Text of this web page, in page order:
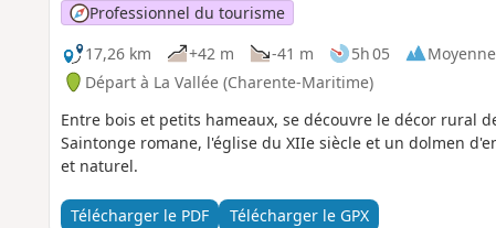
Professionnel du tourisme
17,26 km
+42 m -41 m 5h 05
Moyenne
Départ à La Vallée (Charente-Maritime)
Entre bois et petits hameaux, se découvre le décor rural
Saintonge romane, l'église du XIIe siècle et un dolmen
et naturel.
Télécharger le PDF Télécharger le GPX